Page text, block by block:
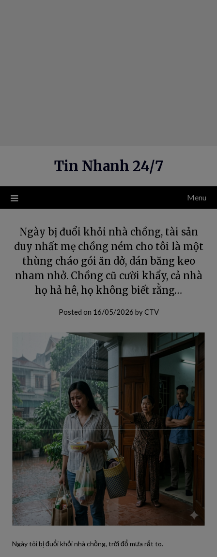
Tin Nhanh 24/7
Menu
Ngày bị đuổi khỏi nhà chồng, tài sản
duy nhất mẹ chồng ném cho tôi là một
thùng cháo gói ăn dở, dán băng keo
nham nhở. Chồng cũ cười khẩy, cả nhà
họ hả hê, họ không biết rằng…
Posted on 16/05/2026 byCTV
Ngày tôi bị đuổi khỏi nhà chồng, trời đổ mưa rất to.